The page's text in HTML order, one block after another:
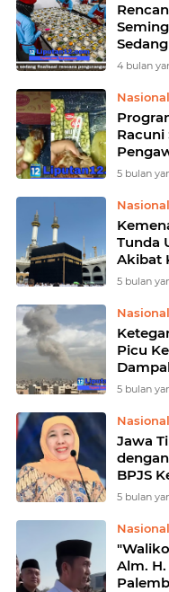
4 bulan
Nasional
Racuni
5 bulan
Nasional
Tunda
Akibat
5 bulan
Nasional
Picu
5 bulan
Nasional
Jawa
BPJS
Tahun
5 bulan
Nasional
Alm.